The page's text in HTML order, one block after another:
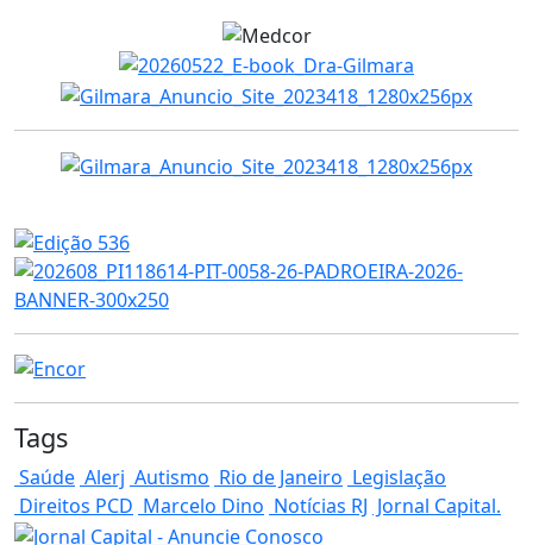
Tags
Saúde Alerj Autismo Rio de Janeiro Legislação
Direitos PCD Marcelo Dino Notícias RJ Jornal Capital.